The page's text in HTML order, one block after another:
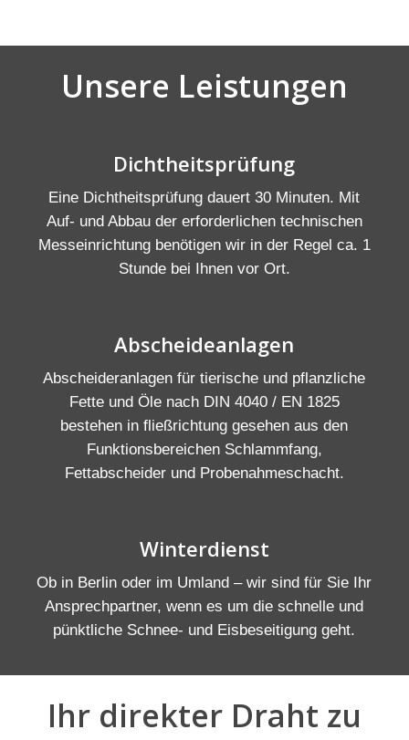
Unsere Leistungen
Dichtheitsprüfung
Eine Dichtheitsprüfung dauert 30 Minuten. Mit
Auf- und Abbau der erforderlichen technischen
Messeinrichtung benötigen wir in der Regel ca. 1
Stunde bei Ihnen vor Ort.
Abscheideanlagen
Abscheideranlagen für tierische und pflanzliche
Fette und Öle nach DIN 4040 / EN 1825
bestehen in fließrichtung gesehen aus den
Funktionsbereichen Schlammfang,
Fettabscheider und Probenahmeschacht.
Winterdienst
Ob in Berlin oder im Umland – wir sind für Sie Ihr
Ansprechpartner, wenn es um die schnelle und
pünktliche Schnee- und Eisbeseitigung geht.
Ihr direkter Draht zu